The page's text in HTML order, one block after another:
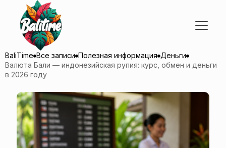
BaliTime Все записи Полезная информация Деньги
Валюта Бали — индонезийская рупия: курс, обмен и деньги
в 2026 году